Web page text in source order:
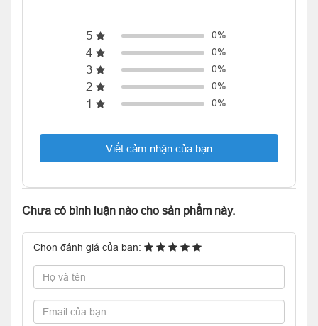
5 0%
4 0%
3 0%
2 0%
1 0%
Viết cảm nhận của bạn
Chưa có bình luận nào cho sản phẩm này.
Chọn đánh giá của bạn: